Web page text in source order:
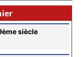
siècle